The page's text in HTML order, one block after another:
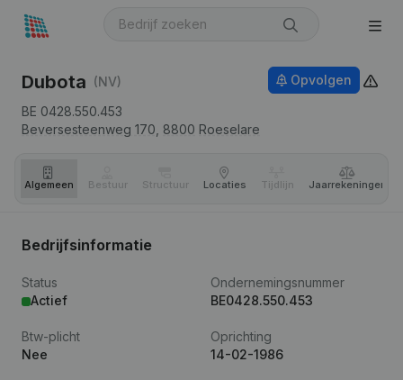
Dubota (NV)
BE 0428.550.453
Beversesteenweg 170, 8800 Roeselare
Opvolgen
Algemeen Bestuur Structuur Locaties Tijdlijn Jaar­rekeningen
Bedrijfsinformatie
Status
Actief
Ondernemingsnummer
BE0428.550.453
Btw-plicht
Nee
Oprichting
14-02-1986